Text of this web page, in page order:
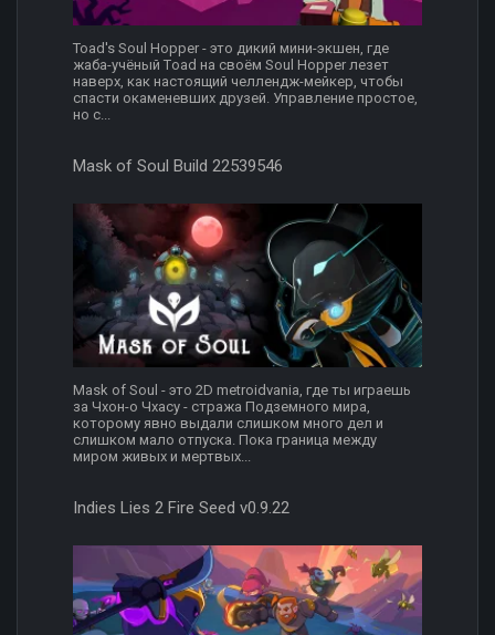
Toad's Soul Hopper - это дикий мини-экшен, где
жаба-учёный Тoad на своём Soul Hopper лезет
наверх, как настоящий челлендж-мейкер, чтобы
спасти окаменевших друзей. Управление простое,
но с...
Mask of Soul Build 22539546
Mask of Soul - это 2D metroidvania, где ты играешь
за Чхон-о Чхасу - стража Подземного мира,
которому явно выдали слишком много дел и
слишком мало отпуска. Пока граница между
миром живых и мертвых...
Indies Lies 2 Fire Seed v0.9.22